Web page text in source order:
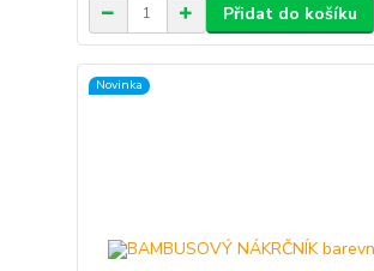
Přidat do košíku
Novinka